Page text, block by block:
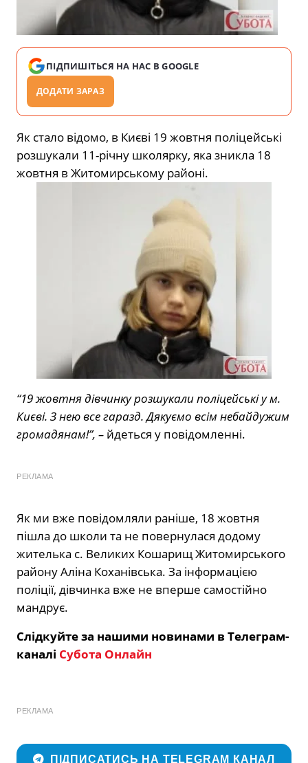
ПІДПИШІТЬСЯ НА НАС В GOOGLE
ДОДАТИ ЗАРАЗ
Як стало відомо, в Києві 19 жовтня поліцейські
розшукали 11-річну школярку, яка зникла 18
жовтня в Житомирському районі.
“19 жовтня дівчинку розшукали поліцейські у м.
Києві. З нею все гаразд. Дякуємо всім небайдужим
громадянам!”, – йдеться у повідомленні.
РЕКЛАМА
Як ми вже повідомляли раніше, 18 жовтня
пішла до школи та не повернулася додому
жителька с. Великих Кошарищ Житомирського
району Аліна Коханівська. За інформацією
поліції, дівчинка вже не вперше самостійно
мандрує.
Слідкуйте за нашими новинами в Телеграм-
каналі Субота Онлайн
РЕКЛАМА
ПІДПИСАТИСЬ НА TELEGRAM КАНАЛ